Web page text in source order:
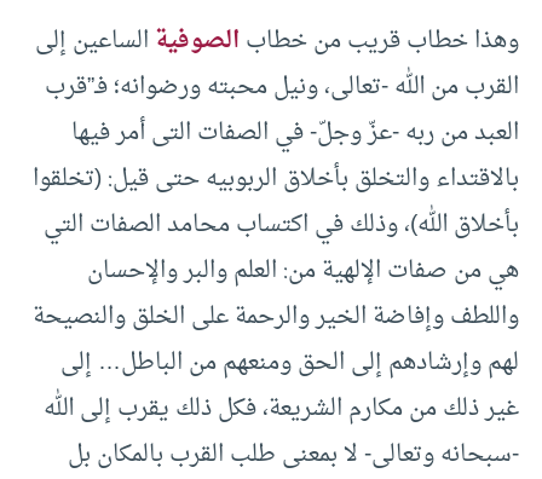
وهذا خطاب قريب من خطابالصوفيةالساعين إلى
القرب من الله -تعالى، ونيل محبته ورضوانه؛ فـ”قرب
العبد من ربه -عزّ وجلّ- في الصفات التى أمر فيها
بالاقتداء والتخلق بأخلاق الربوبيه حتى قيل: (تخلقوا
بأخلاق الله)، وذلك في اكتساب محامد الصفات التي
هي من صفات الإلهية من: العلم والبر والإحسان
واللطف وإفاضة الخير والرحمة على الخلق والنصيحة
لهم وإرشادهم إلى الحق ومنعهم من الباطل… إلى
غير ذلك من مكارم الشريعة، فكل ذلك يقرب إلى الله
-سبحانه وتعالى- لا بمعنى طلب القرب بالمكان بل